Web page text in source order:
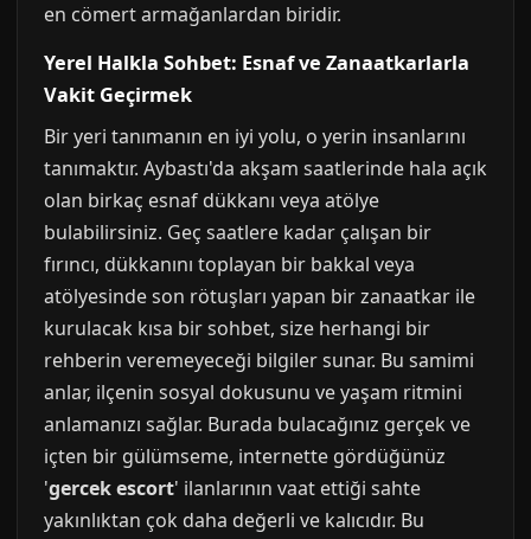
en cömert armağanlardan biridir.
Yerel Halkla Sohbet: Esnaf ve Zanaatkarlarla
Vakit Geçirmek
Bir yeri tanımanın en iyi yolu, o yerin insanlarını
tanımaktır. Aybastı'da akşam saatlerinde hala açık
olan birkaç esnaf dükkanı veya atölye
bulabilirsiniz. Geç saatlere kadar çalışan bir
fırıncı, dükkanını toplayan bir bakkal veya
atölyesinde son rötuşları yapan bir zanaatkar ile
kurulacak kısa bir sohbet, size herhangi bir
rehberin veremeyeceği bilgiler sunar. Bu samimi
anlar, ilçenin sosyal dokusunu ve yaşam ritmini
anlamanızı sağlar. Burada bulacağınız gerçek ve
içten bir gülümseme, internette gördüğünüz
'gercek escort' ilanlarının vaat ettiği sahte
yakınlıktan çok daha değerli ve kalıcıdır. Bu